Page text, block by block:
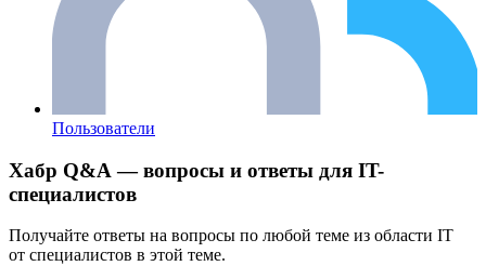
Пользователи
Хабр Q&A — вопросы и ответы для IT-
специалистов
Получайте ответы на вопросы по любой теме из области IT
от специалистов в этой теме.